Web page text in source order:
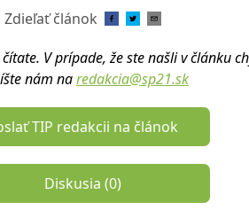
Zdieľať článok
V prípade, že ste našli v článku
nám naredakcia@sp21.sk
TIP redakcii na článok
Diskusia (0)